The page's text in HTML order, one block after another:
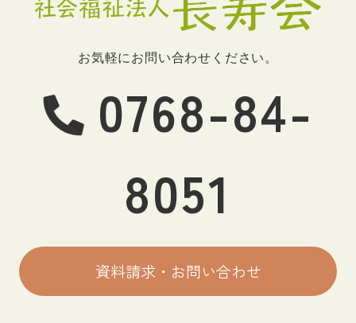
お気軽にお問い合わせください。
0768-84-
8051
資料請求・お問い合わせ